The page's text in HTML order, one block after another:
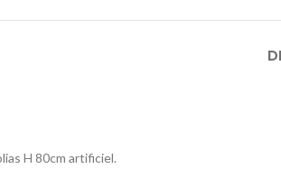
H 80cm artificiel.